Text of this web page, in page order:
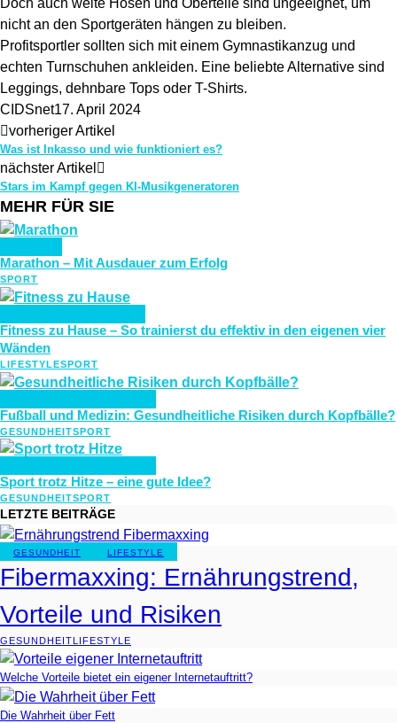
Doch auch weite Hosen und Oberteile sind ungeeignet, um
nicht an den Sportgeräten hängen zu bleiben.
Profitsportler sollten sich mit einem Gymnastikanzug und
echten Turnschuhen ankleiden. Eine beliebte Alternative sind
Leggings, dehnbare Tops oder T-Shirts.
CIDSnet17. April 2024
vorheriger Artikel
Was ist Inkasso und wie funktioniert es?
nächster Artikel
Stars im Kampf gegen KI-Musikgeneratoren
MEHR FÜR SIE
Marathon – Mit Ausdauer zum Erfolg
SPORT
Fitness zu Hause – So trainierst du effektiv in den eigenen vier
Wänden
LIFESTYLESPORT
Fußball und Medizin: Gesundheitliche Risiken durch Kopfbälle?
GESUNDHEITSPORT
Sport trotz Hitze – eine gute Idee?
GESUNDHEITSPORT
LETZTE BEITRÄGE
GESUNDHEIT LIFESTYLE
Fibermaxxing: Ernährungstrend,
Vorteile und Risiken
GESUNDHEITLIFESTYLE
Welche Vorteile bietet ein eigener Internetauftritt?
Die Wahrheit über Fett